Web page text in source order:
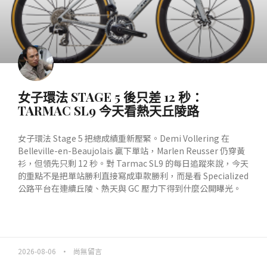
女子環法 STAGE 5 後只差 12 秒：
TARMAC SL9 今天看熱天丘陵路
女子環法 Stage 5 把總成績重新壓緊。Demi Vollering 在
Belleville-en-Beaujolais 贏下單站，Marlen Reusser 仍穿黃
衫，但領先只剩 12 秒。對 Tarmac SL9 的每日追蹤來說，今天
的重點不是把單站勝利直接寫成車款勝利，而是看 Specialized
公路平台在連續丘陵、熱天與 GC 壓力下得到什麼公開曝光。
2026-08-06 尚無留言